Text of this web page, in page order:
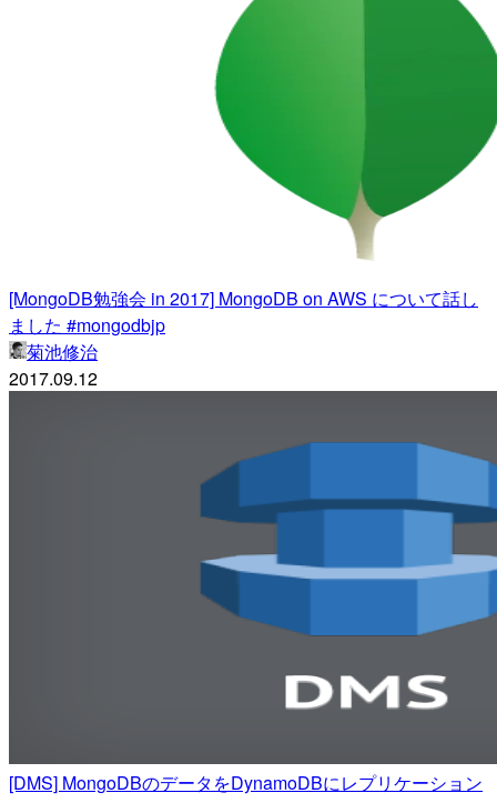
[MongoDB勉強会 in 2017] MongoDB on AWS について話し
ました #mongodbjp
菊池修治
2017.09.12
[DMS] MongoDBのデータをDynamoDBにレプリケーション